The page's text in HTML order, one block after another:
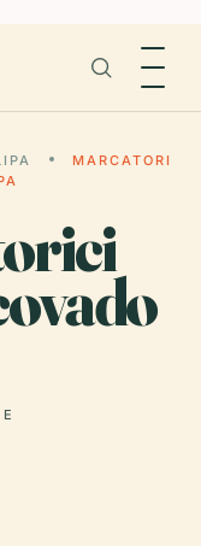
MARCATORI